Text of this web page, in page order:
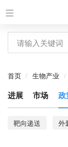
首页 生物产业
进展 市场 政
靶向递送 外